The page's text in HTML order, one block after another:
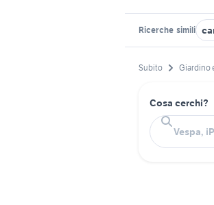
Ricerche simili
Subito Giardino
Cosa cerchi?